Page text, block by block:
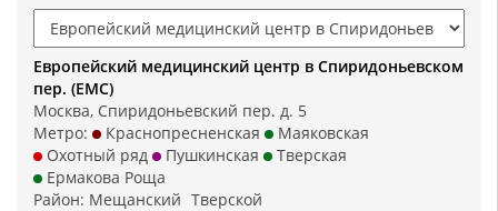
Европейский медицинский центр в Спиридоньевском
пер. (ЕМС)
Москва, Спиридоньевский пер. д. 5
Метро:
Краснопресненская
Маяковская
Охотный ряд
Пушкинская
Тверская
Ермакова Роща
Район: Мещанский Тверской